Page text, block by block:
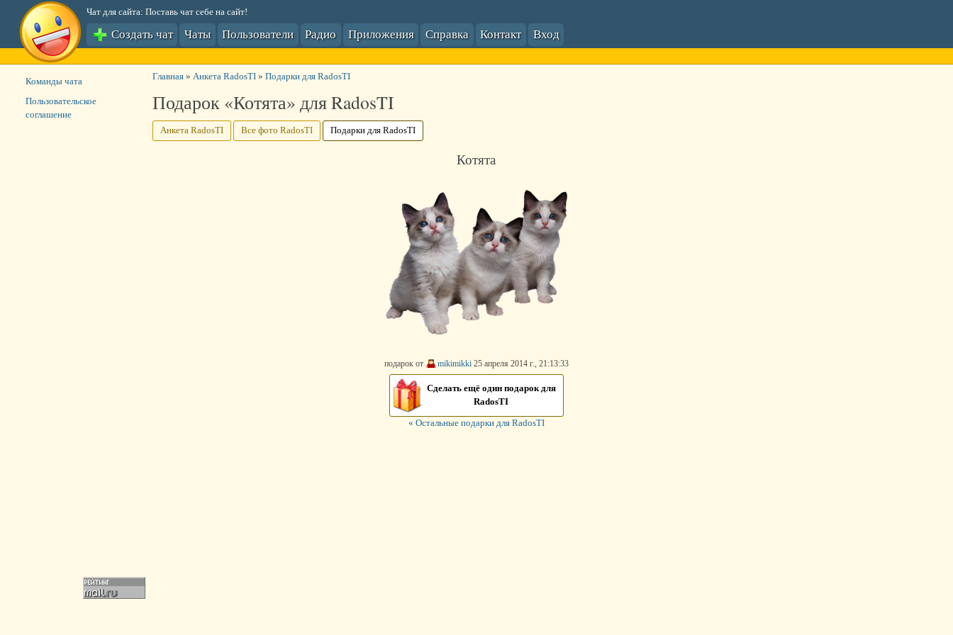
Чат для сайта: Поставь чат себе на сайт!
Создать чат Чаты Пользователи Радио Приложения Справка Контакт Вход
Главная» Анкета RadosTI» Подарки для RadosTI
Подарок «Котята» для RadosTI
Анкета RadosTI Все фото RadosTI Подарки для RadosTI
Котята
подарок от mikimikki25 апреля 2014 г., 21:13:33
Сделать ещё один подарок для
RadosTI
« Остальные подарки для RadosTI
Команды чата
Пользовательское
соглашение